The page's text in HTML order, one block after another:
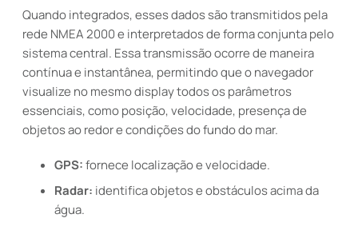
Quando integrados, esses dados são transmitidos pela
rede NMEA 2000 e interpretados de forma conjunta pelo
sistema central. Essa transmissão ocorre de maneira
contínua e instantânea, permitindo que o navegador
visualize no mesmo display todos os parâmetros
essenciais, como posição, velocidade, presença de
objetos ao redor e condições do fundo do mar.
GPS:fornece localização e velocidade.
Radar: identifica objetos e obstáculos acima da
água.